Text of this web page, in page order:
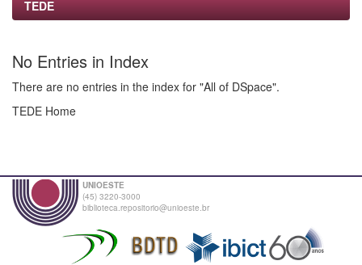
TEDE
No Entries in Index
There are no entries in the index for "All of DSpace".
TEDE Home
UNIOESTE
(45) 3220-3000
biblioteca.repositorio@unioeste.br